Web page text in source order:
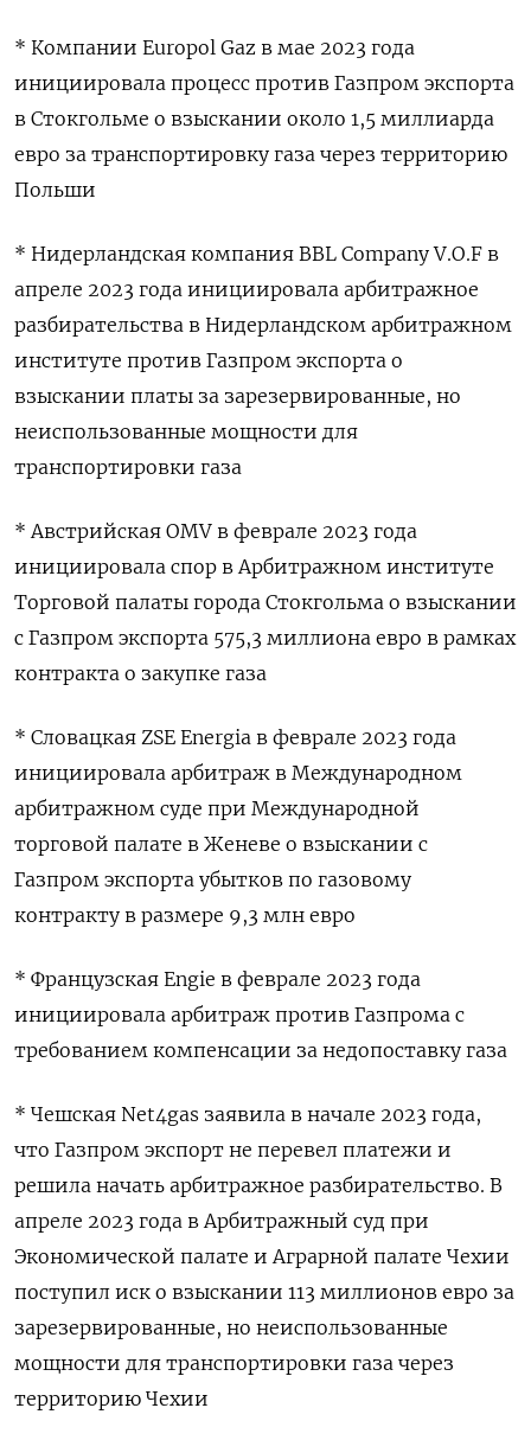
* Компании Europol Gaz в мае 2023 года
инициировала процесс против Газпром экспорта
в Стокгольме о взыскании около 1,5 миллиарда
евро за транспортировку газа через территорию
Польши
* Нидерландская компания BBL Company V.O.F в
апреле 2023 года инициировала арбитражное
разбирательства в Нидерландском арбитражном
институте против Газпром экспорта о
взыскании платы за зарезервированные, но
неиспользованные мощности для
транспортировки газа
* Австрийская OMV в феврале 2023 года
инициировала спор в Арбитражном институте
Торговой палаты города Стокгольма о взыскании
с Газпром экспорта 575,3 миллиона евро в рамках
контракта о закупке газа
* Словацкая ZSE Energia в феврале 2023 года
инициировала арбитраж в Международном
арбитражном суде при Международной
торговой палате в Женеве о взыскании с
Газпром экспорта убытков по газовому
контракту в размере 9,3 млн евро
* Французская Engie в феврале 2023 года
инициировала арбитраж против Газпрома с
требованием компенсации за недопоставку газа
* Чешская Net4gas заявила в начале 2023 года,
что Газпром экспорт не перевел платежи и
решила начать арбитражное разбирательство. В
апреле 2023 года в Арбитражный суд при
Экономической палате и Аграрной палате Чехии
поступил иск о взыскании 113 миллионов евро за
зарезервированные, но неиспользованные
мощности для транспортировки газа через
территорию Чехии